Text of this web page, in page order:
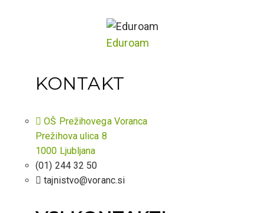
Eduroam
KONTAKT
OŠ Prežihovega Voranca
Prežihova ulica 8
1000 Ljubljana
(01) 244 32 50
tajnistvo@voranc.si